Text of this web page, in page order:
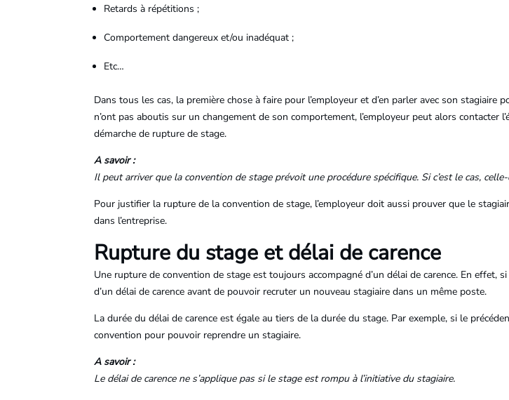
Retards à répétitions ;
Comportement dangereux et/ou inadéquat ;
Etc…
Dans tous les cas, la première chose à faire pour l’employeur et d’en parler avec son
n’ont pas aboutis sur un changement de son comportement, l’employeur peut alors
démarche de rupture de stage.
A savoir :
Il peut arriver que la convention de stage prévoit une procédure spécifique. Si c’est le cas,
Pour justifier la rupture de la convention de stage, l’employeur doit aussi prouver que le
dans l’entreprise.
Rupture du stage et délai de carence
Une rupture de convention de stage est toujours accompagné d’un délai de carence. En effet,
d’un délai de carence avant de pouvoir recruter un nouveau stagiaire dans un même poste.
La durée du délai de carence est égale au tiers de la durée du stage. Par exemple, si le
convention pour pouvoir reprendre un stagiaire.
A savoir :
Le délai de carence ne s’applique pas si le stage est rompu à l’initiative du stagiaire.